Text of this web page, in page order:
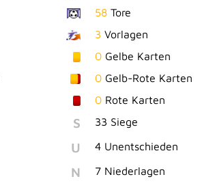
58Tore
3 Vorlagen
0Gelbe Karten
0Gelb-Rote Karten
0Rote Karten
S 33 Siege
U 4 Unentschieden
N 7 Niederlagen